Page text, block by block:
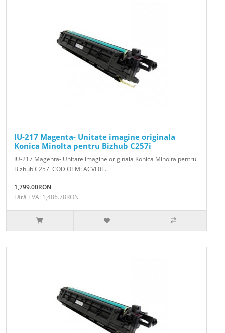
IU-217 Magenta- Unitate imagine originala
Konica Minolta pentru Bizhub C257i
IU-217 Magenta- Unitate imagine originala Konica Minolta pentru
Bizhub C257i COD OEM: ACVF0E..
1,799.00RON
Fără TVA: 1,486.78RON